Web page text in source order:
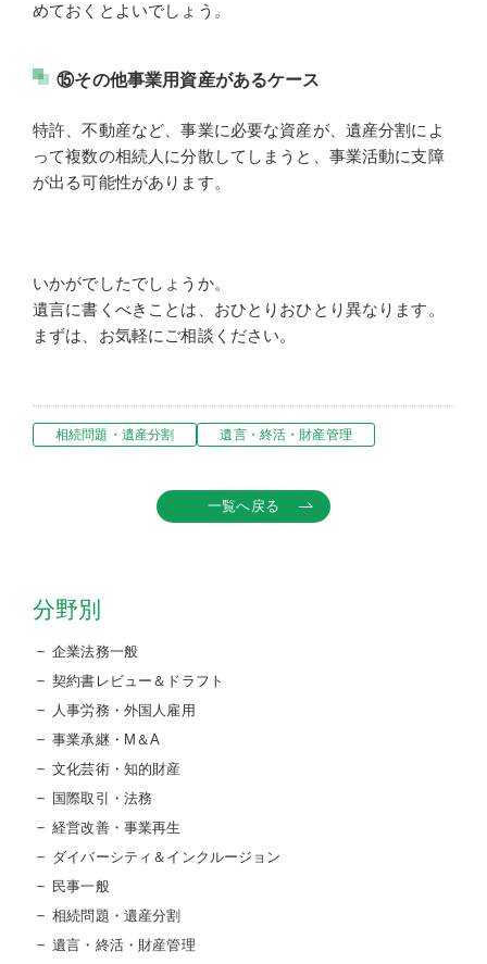
めておくとよいでしょう。
⑮その他事業用資産があるケース
特許、不動産など、事業に必要な資産が、遺産分割によ
って複数の相続人に分散してしまうと、事業活動に支障
が出る可能性があります。
いかがでしたでしょうか。
遺言に書くべきことは、おひとりおひとり異なります。
まずは、お気軽にご相談ください。
相続問題・遺産分割 遺言・終活・財産管理
一覧へ戻る
分野別
企業法務一般
契約書レビュー＆ドラフト
人事労務・外国人雇用
事業承継・M＆A
文化芸術・知的財産
国際取引・法務
経営改善・事業再生
ダイバーシティ＆インクルージョン
民事一般
相続問題・遺産分割
遺言・終活・財産管理